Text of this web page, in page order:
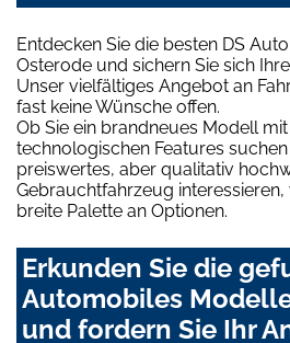
Entdecken Sie die besten DS
Osterode und sichern Sie sich
Unser vielfältiges Angebot an
fast keine Wünsche offen.
Ob Sie ein brandneues Modell
technologischen Features
preiswertes, aber qualitativ
Gebrauchtfahrzeug interessieren,
breite Palette an Optionen.
Erkunden Sie die
Automobiles
und fordern Sie Ihr